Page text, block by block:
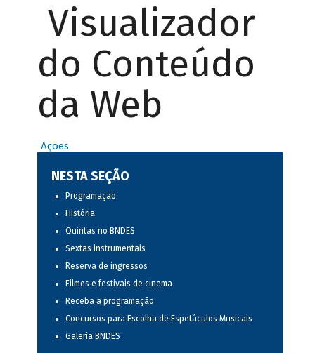
Visualizador
do Conteúdo
da Web
Ações
NESTA SEÇÃO
Programação
História
Quintas no BNDES
Sextas instrumentais
Reserva de ingressos
Filmes e festivais de cinema
Receba a programação
Concursos para Escolha de Espetáculos Musicais
Galeria BNDES